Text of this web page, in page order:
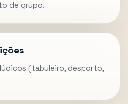
de grupo.
(tabuleiro, desporto,